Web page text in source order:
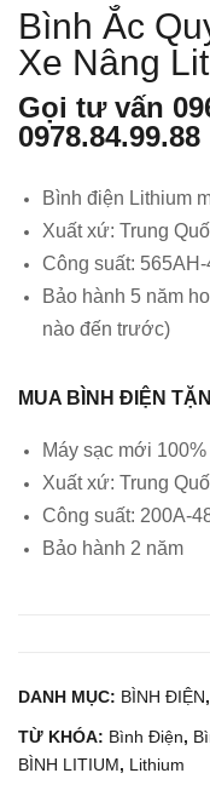
Bình Ắc
Xe Nâng
Gọi tư vấn
0978.84.99.88
Bình điện Lithium
Xuất xứ: Trung
Công suất:
Bảo hành 5 năm
nào đến trước)
MUA BÌNH ĐIỆN
Máy sạc mới 100%
Xuất xứ: Trung
Công suất: 200A-
Bảo hành 2 năm
DANH MỤC: BÌNH ĐIỆN,
TỪ KHÓA: Bình Điện,
BÌNH LITIUM, Lithium